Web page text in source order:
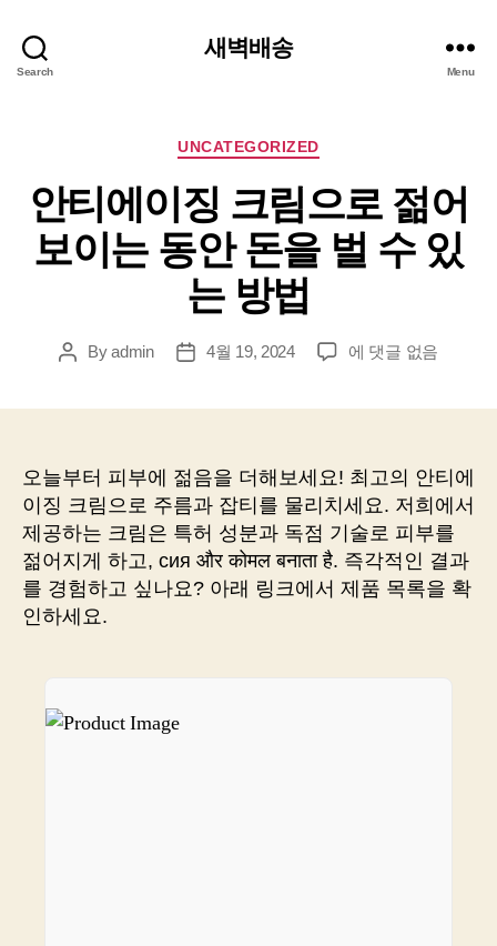
Search
새벽배송
Menu
Categories
UNCATEGORIZED
안티에이징 크림으로 젊어
보이는 동안 돈을 벌 수 있
는 방법
PostByadmin
Post4월 19, 2024
안
크
림
으
로
젊
어
에 댓글 없음
오늘부터 피부에 젊음을 더해보세요! 최고의 안티에
이징 크림으로 주름과 잡티를 물리치세요. 저희에서
제공하는 크림은 특허 성분과 독점 기술로 피부를
젊어지게 하고, сия और कोमल बनाता है. 즉각적인 결과
를 경험하고 싶나요? 아래 링크에서 제품 목록을 확
인하세요.